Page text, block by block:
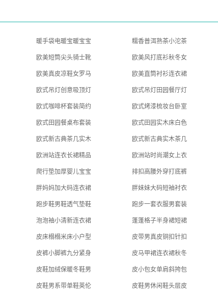
暖手袋电暖宝暖宝宝 糯香普洱熟茶小沱茶
欧美短筒尖头骑士靴 欧美风打底衫秋冬女
欧美真皮凉鞋女罗马 欧美直筒衬衫连衣裙
欧式吊灯创意吸顶灯 欧式吊灯田园餐厅灯
欧式咖啡杯套装简约 欧式烤漆梳妆台卧室
欧式田园餐桌布套装 欧式田园实木床白色
欧式新古典茶几实木 欧式新古典实木茶几
欧洲站连衣长裙精品 欧洲站时尚潮女上衣
爬行垫加厚婴儿宝宝 排扣高腰外穿打底裤
胖妈妈加大码连衣裙 胖妹妹大码短袖衬衣
跑步鞋男鞋透气垫鞋 跑步一套衣服男套装
泡泡袖小清新连衣裙 蓬蓬格子半身裙短裙
皮床榻榻米床小户型 皮带男真皮铜扣针扣
皮裤小脚裤九分紧身 皮马甲裙连衣裙秋冬
皮鞋加绒保暖冬鞋男 皮小包女单肩斜挎包
皮鞋男系带单鞋英伦 皮鞋男休闲鞋头层皮